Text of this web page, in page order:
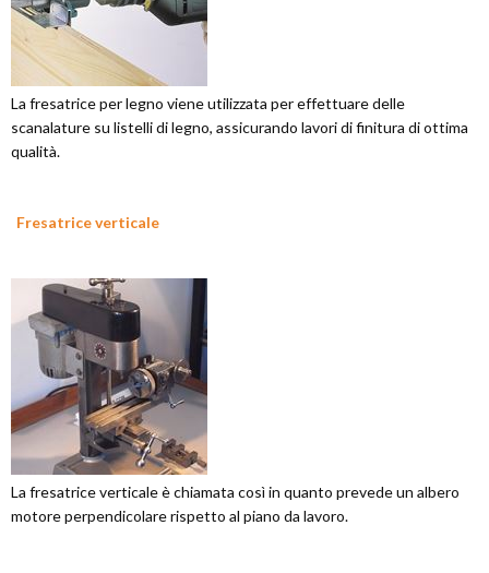
La fresatrice per legno viene utilizzata per effettuare delle
scanalature su listelli di legno, assicurando lavori di finitura di ottima
qualità.
Fresatrice verticale
La fresatrice verticale è chiamata così in quanto prevede un albero
motore perpendicolare rispetto al piano da lavoro.